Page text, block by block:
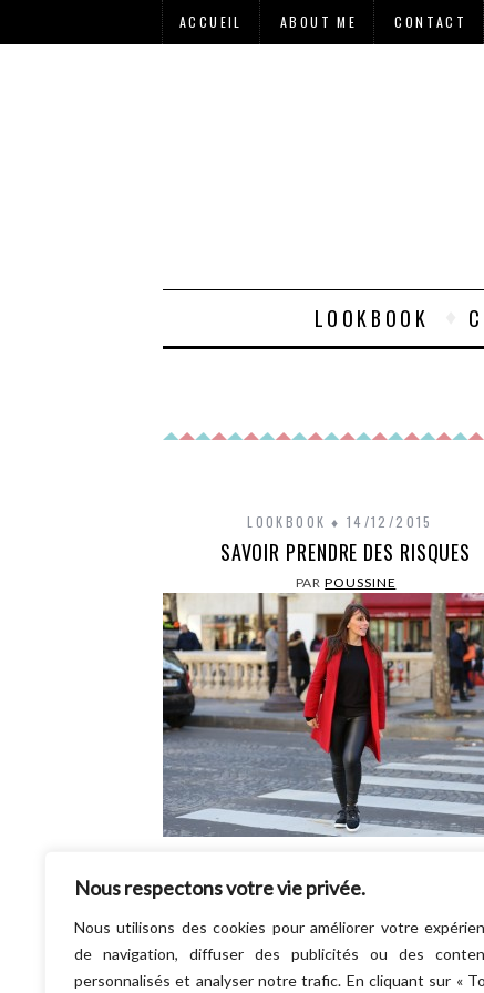
Nous respectons votre vie privée.
Nous utilisons des cookies pour améliorer votre
de navigation, diffuser des publicités ou des
personnalisés et analyser notre trafic. En cliquant sur «
ACCUEIL ABOUT ME CONTACT
LOOKBOOK
LOOKBOOK 14/12/2015
SAVOIR PRENDRE DES RISQUES
PARPOUSSINE
est une prise de risque ? Nannnnn ! C’est
LIRE LA SUITE